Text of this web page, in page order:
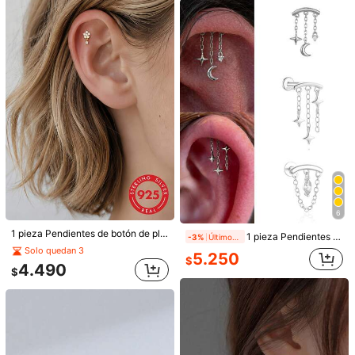
IN Z
-3% Últimos 2 días 2 piezas Pendientes de plata de ley 925, pendientes de color dorado para mujeres, se pueden usar para dormir sin quitarlos, set de pendientes hipoalergénicos
#2 Más vendidos
en Chapado en oro de 14K Pendientes finos para muj
3.676
#7 Más vendidos
en Vintage Pendientes Finos
$4.290
Estimado
1 pieza Pendientes de botón de plata de ley 925 con flor y espalda plana en espiral, joyería apilable linda para mujeres, adecuada para uso diario y de fiesta
Solo quedan 3
$4.490
6
-3% 1 pieza Pendientes de botón de plata de ley 925 con respaldo plano para mujer, estilo colgante, hipoalergénico con cierre de tornillo, joyería de cartílago de oreja pequeña, adecuado para perforaciones de hélix y concha
$5.250